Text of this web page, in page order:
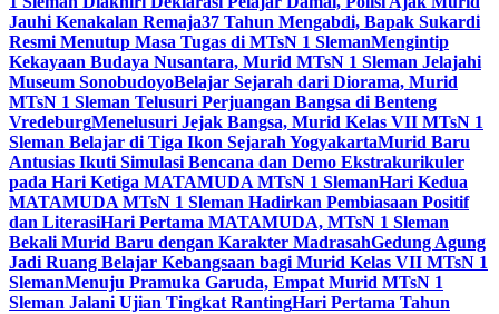
Jauhi Kenakalan Remaja37 Tahun Mengabdi, Bapak Sukardi
Resmi Menutup Masa Tugas di MTsN 1 SlemanMengintip
Kekayaan Budaya Nusantara, Murid MTsN 1 Sleman Jelajahi
Museum SonobudoyoBelajar Sejarah dari Diorama, Murid
MTsN 1 Sleman Telusuri Perjuangan Bangsa di Benteng
VredeburgMenelusuri Jejak Bangsa, Murid Kelas VII MTsN 1
Sleman Belajar di Tiga Ikon Sejarah YogyakartaMurid Baru
Antusias Ikuti Simulasi Bencana dan Demo Ekstrakurikuler
pada Hari Ketiga MATAMUDA MTsN 1 SlemanHari Kedua
MATAMUDA MTsN 1 Sleman Hadirkan Pembiasaan Positif
dan LiterasiHari Pertama MATAMUDA, MTsN 1 Sleman
Bekali Murid Baru dengan Karakter MadrasahGedung Agung
Jadi Ruang Belajar Kebangsaan bagi Murid Kelas VII MTsN 1
SlemanMenuju Pramuka Garuda, Empat Murid MTsN 1
Sleman Jalani Ujian Tingkat RantingHari Pertama Tahun